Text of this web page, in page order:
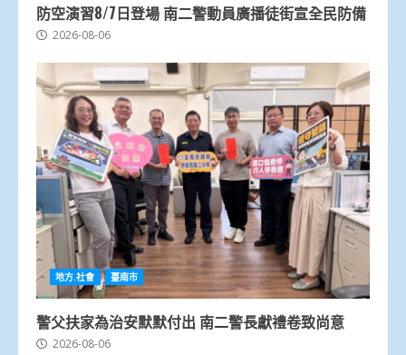
防空演習8/7日登場 南二警動員廣播徒街宣全民防備
2026-08-06
地方.社會 臺南市
警父扶家為治安默默付出 南二警長獻禮卷致尚意
2026-08-06